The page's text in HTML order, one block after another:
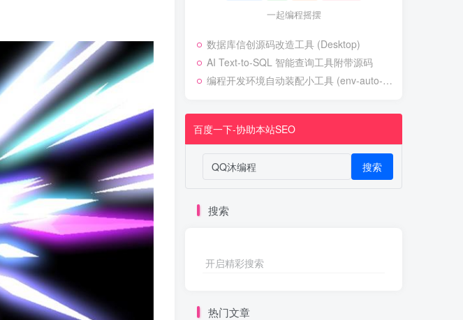
一起编程摇摆
数据库信创源码改造工具 (Desktop)
AI Text-to-SQL 智能查询工具附带源码
编程开发环境自动装配小工具 (env-auto-setup)
百度一下-协助本站SEO
搜索
搜索
开启精彩搜索
热门文章